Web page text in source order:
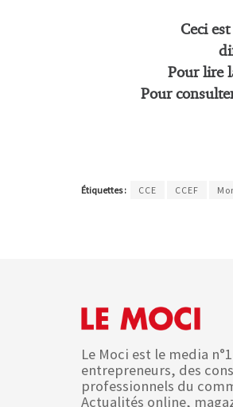
Ceci
Pour lire
Pour
Étiquettes : CCE CCEF
Le Moci est le media
entrepreneurs, des
professionnels du
Actualités online,